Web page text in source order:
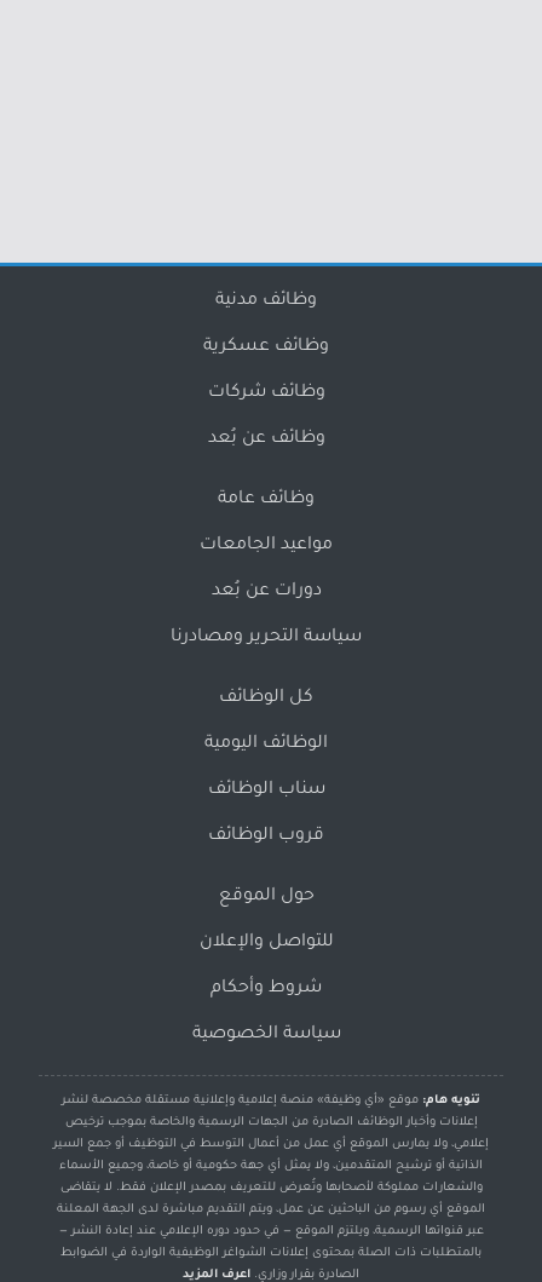
وظائف مدنية
وظائف عسكرية
وظائف شركات
وظائف عن بُعد
وظائف عامة
مواعيد الجامعات
دورات عن بُعد
سياسة التحرير ومصادرنا
كل الوظائف
الوظائف اليومية
سناب الوظائف
قروب الوظائف
حول الموقع
للتواصل والإعلان
شروط وأحكام
سياسة الخصوصية
تنويه هام: موقع «أي وظيفة» منصة إعلامية وإعلانية مستقلة مخصصة لنشر
إعلانات وأخبار الوظائف الصادرة من الجهات الرسمية والخاصة بموجب ترخيص
إعلامي، ولا يمارس الموقع أي عمل من أعمال التوسط في التوظيف أو جمع السير
الذاتية أو ترشيح المتقدمين، ولا يمثل أي جهة حكومية أو خاصة، وجميع الأسماء
والشعارات مملوكة لأصحابها وتُعرض للتعريف بمصدر الإعلان فقط. لا يتقاضى
الموقع أي رسوم من الباحثين عن عمل، ويتم التقديم مباشرة لدى الجهة المعلنة
عبر قنواتها الرسمية، ويلتزم الموقع — في حدود دوره الإعلامي عند إعادة النشر —
بالمتطلبات ذات الصلة بمحتوى إعلانات الشواغر الوظيفية الواردة في الضوابط
الصادرة بقرار وزاري. اعرف المزيد